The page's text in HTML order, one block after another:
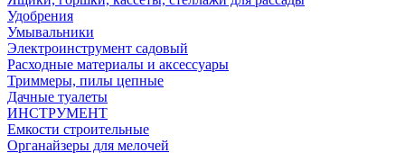
Удобрения
Умывальники
Электроинструмент садовый
Расходные материалы и аксессуары
Триммеры, пилы цепные
Дачные туалеты
ИНСТРУМЕНТ
Емкости строительные
Органайзеры для мелочей